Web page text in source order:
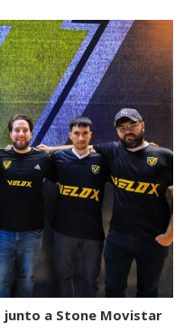
junto a Stone Movistar